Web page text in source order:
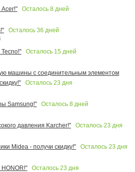
Осталось 8 дней
Осталось 36 дней
Осталось 15 дней
машины с соединительным элементом
Осталось 23 дня
Samsung!"
Осталось 8 дней
давления Karcher!"
Осталось 23 дня
Midea - получи скидку!"
Осталось 23 дня
Осталось 23 дня